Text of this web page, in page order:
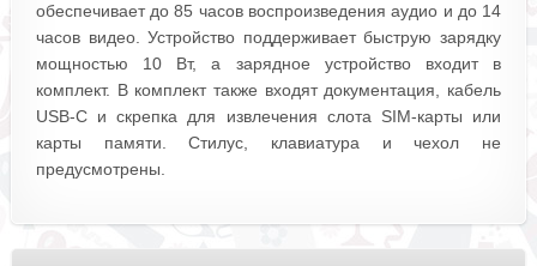
обеспечивает до 85 часов воспроизведения аудио и до 14
часов видео. Устройство поддерживает быструю зарядку
мощностью 10 Вт, а зарядное устройство входит в
комплект. В комплект также входят документация, кабель
USB-C и скрепка для извлечения слота SIM-карты или
карты памяти. Стилус, клавиатура и чехол не
предусмотрены.